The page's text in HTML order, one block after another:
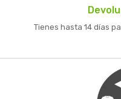
Tienes hasta 14 días